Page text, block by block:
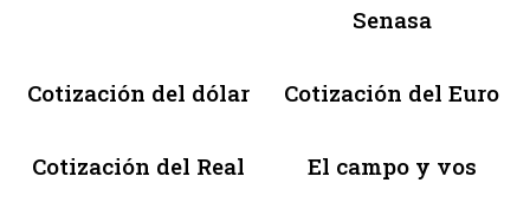
Senasa
Cotización del dólar Cotización del Euro
Cotización del Real El campo y vos